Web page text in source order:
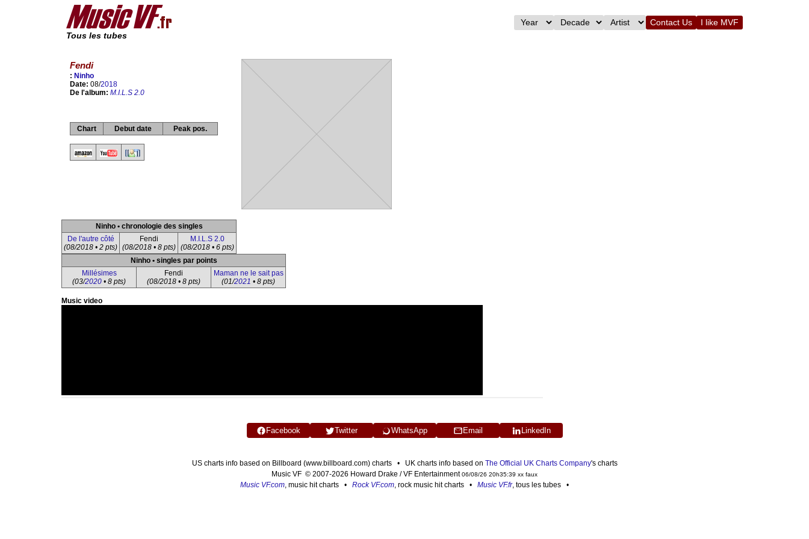
Tous les tubes
Contact Us I like MVF
Fendi
: Ninho
Date: 08/2018
De l'album: M.I.L.S 2.0
Chart Debut date Peak pos.
Ninho • chronologie des singles
De l'autre côté
(08/2018 • 2 pts)
Fendi
(08/2018 • 8 pts)
M.I.L.S 2.0
(08/2018 • 6 pts)
Ninho • singles par points
Millésimes
(03/2020 • 8 pts)
Fendi
(08/2018 • 8 pts)
Maman ne le sait pas
(01/2021 • 8 pts)
Music video
Facebook Twitter WhatsApp Email LinkedIn
US charts info based on Billboard (www.billboard.com) charts • UK charts info based on The Official UK Charts Company's charts
Music VF © 2007-2026 Howard Drake / VF Entertainment06/08/26 20h35:39 xx faux
Music VF.com, music hit charts • Rock VF.com, rock music hit charts • Music VF.fr, tous les tubes •